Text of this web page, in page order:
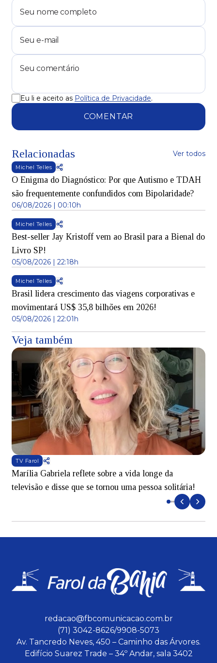
Eu li e aceito as Política de Privacidade.
COMENTAR
Relacionadas Ver todos
Michel Telles
O Enigma do Diagnóstico: Por que Autismo e TDAH
são frequentemente confundidos com Bipolaridade?
06/08/2026 | 00:10h
Michel Telles
Best-seller Jay Kristoff vem ao Brasil para a Bienal do
Livro SP!
05/08/2026 | 22:18h
Michel Telles
Brasil lidera crescimento das viagens corporativas e
movimentará US$ 35,8 bilhões em 2026!
05/08/2026 | 22:01h
Veja também
TV Farol
Marília Gabriela reflete sobre a vida longe da
televisão e disse que se tornou uma pessoa solitária!
redacao@fbcomunicacao.com.br
(71) 3042-8626/9908-5073
Av. Tancredo Neves, 450 – Caminho das Árvores.
Edifício Suarez Trade – 34º Andar, sala 3402